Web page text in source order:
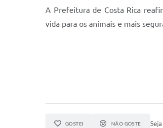
A Prefeitura de Costa Rica
vida para os animais e mais
GOSTEI NÃO GOSTEI